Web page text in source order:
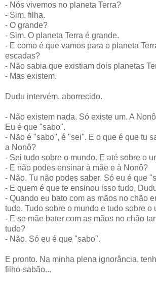
- Nós vivemos no planeta Terra?
- Sim, filha.
- O grande?
- Sim. O planeta Terra é grande.
- E como é que vamos para o planeta
escadas?
- Não sabia que existiam dois planetas
- Mas existem.
Dudu intervém, aborrecido.
- Não existem nada. Só existe um. A
Eu é que "sabo".
- Não é "sabo", é "sei". E o que é que tu
a Nonô?
- Sei tudo sobre o mundo. E até sobre o
- E não podes ensinar à mãe e à Nonô?
- Não. Tu não podes saber. Só eu é que
- E quem é que te ensinou isso tudo,
- Quando eu bato com as mãos no chão
tudo. Tudo sobre o mundo e tudo sobre o
- E se mãe bater com as mãos no chão
tudo?
- Não. Só eu é que "sabo".
E pronto. Na minha plena ignorância,
filho-sabão...